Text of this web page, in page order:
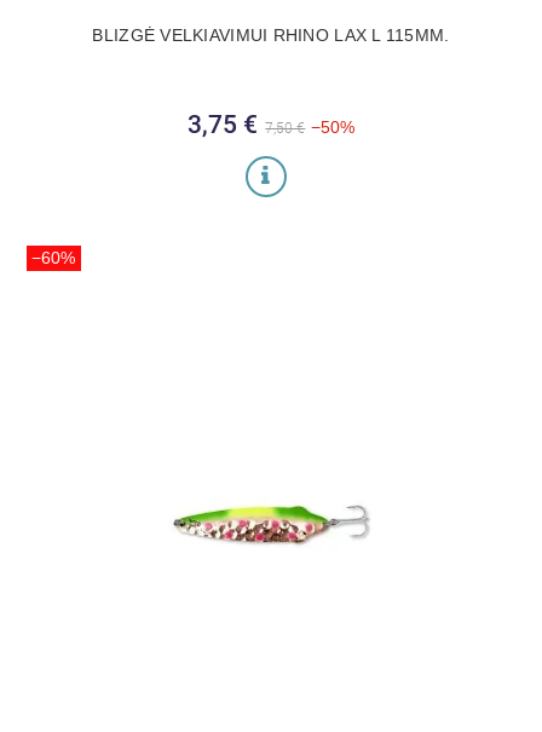
BLIZGĖ VELKIAVIMUI RHINO LAX L 115MM.
Bazinė kaina
7,50 € −50%
Kaina
3,75 €
−60%